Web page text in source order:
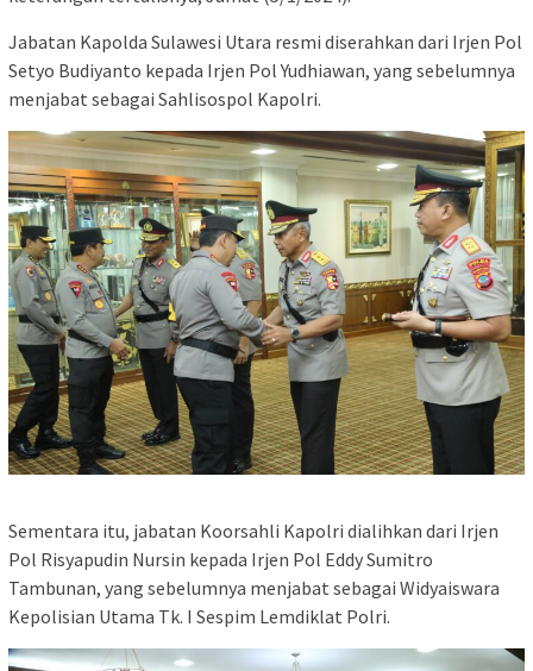
Jabatan Kapolda Sulawesi Utara resmi diserahkan dari Irjen Pol
Setyo Budiyanto kepada Irjen Pol Yudhiawan, yang sebelumnya
menjabat sebagai Sahlisospol Kapolri.
Sementara itu, jabatan Koorsahli Kapolri dialihkan dari Irjen
Pol Risyapudin Nursin kepada Irjen Pol Eddy Sumitro
Tambunan, yang sebelumnya menjabat sebagai Widyaiswara
Kepolisian Utama Tk. I Sespim Lemdiklat Polri.